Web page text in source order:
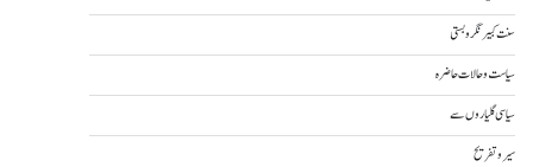
سنت کبیر نگر و بستی
سیاست و حالات حاضرہ
سیاسی گلیاروں سے
سیر و تفریح